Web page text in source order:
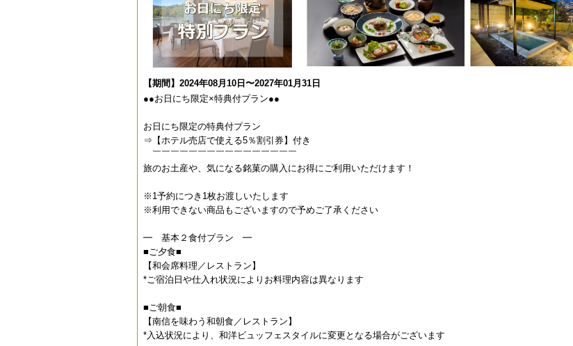
【期間】2024年08月10日〜2027年01月31日
●●お日にち限定×特典付プラン●●
お日にち限定の特典付プラン
⇒【ホテル売店で使える5％割引券】付き
￣￣￣￣￣￣￣￣￣￣￣￣￣￣￣￣
旅のお土産や、気になる銘菓の購入にお得にご利用いただけます！
※1予約につき1枚お渡しいたします
※利用できない商品もございますので予めご了承ください
━ 基本２食付プラン ━
■ご夕食■
【和会席料理／レストラン】
*ご宿泊日や仕入れ状況によりお料理内容は異なります
■ご朝食■
【南信を味わう和朝食／レストラン】
*入込状況により、和洋ビュッフェスタイルに変更となる場合がございます